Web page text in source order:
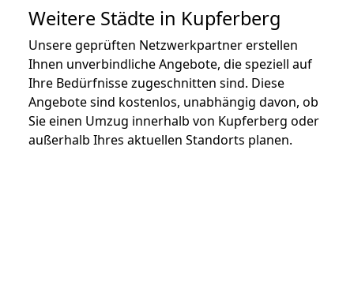
Weitere Städte in Kupferberg
Unsere geprüften Netzwerkpartner erstellen
Ihnen unverbindliche Angebote, die speziell auf
Ihre Bedürfnisse zugeschnitten sind. Diese
Angebote sind kostenlos, unabhängig davon, ob
Sie einen Umzug innerhalb von Kupferberg oder
außerhalb Ihres aktuellen Standorts planen.